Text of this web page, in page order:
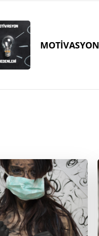
MOTİVASYON